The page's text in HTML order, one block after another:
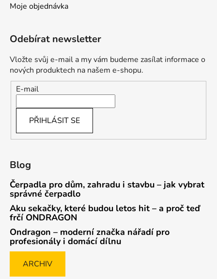
Moje objednávka
Odebírat newsletter
Vložte svůj e-mail a my vám budeme zasílat informace o
nových produktech na našem e-shopu.
E-mail
PŘIHLÁSIT SE
Blog
Čerpadla pro dům, zahradu i stavbu – jak vybrat
správné čerpadlo
Aku sekačky, které budou letos hit – a proč teď
frčí ONDRAGON
Ondragon – moderní značka nářadí pro
profesionály i domácí dílnu
ARCHIV